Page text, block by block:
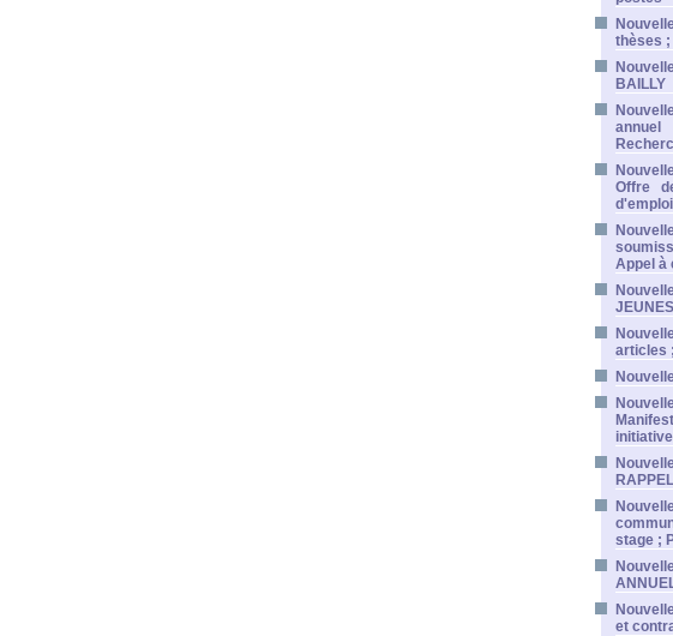
thèses
BAILLY
Offre
d'emploi
Appel à
articles
stage ;
et